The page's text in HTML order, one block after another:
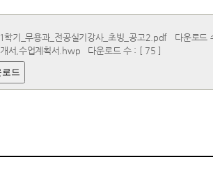
기_무용과_전공실기강사_초빙_공고2.pdf 다운로드
서,수업계획서.hwp 다운로드 수 : [ 75 ]
드